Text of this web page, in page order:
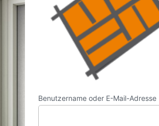
Benutzername oder E-Mail-Adresse